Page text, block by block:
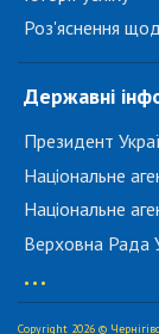
Роз'яснення
Державні
Президент
Національне
Національне
Верховна Рада
...
Copyright 2026 ©